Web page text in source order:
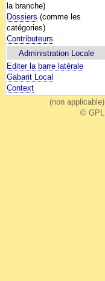
la branche)
Dossiers (comme les
catégories)
Contributeurs
Administration Locale
Editer la barre latérale
Gabarit Local
Context
(non applicable)
© GPL